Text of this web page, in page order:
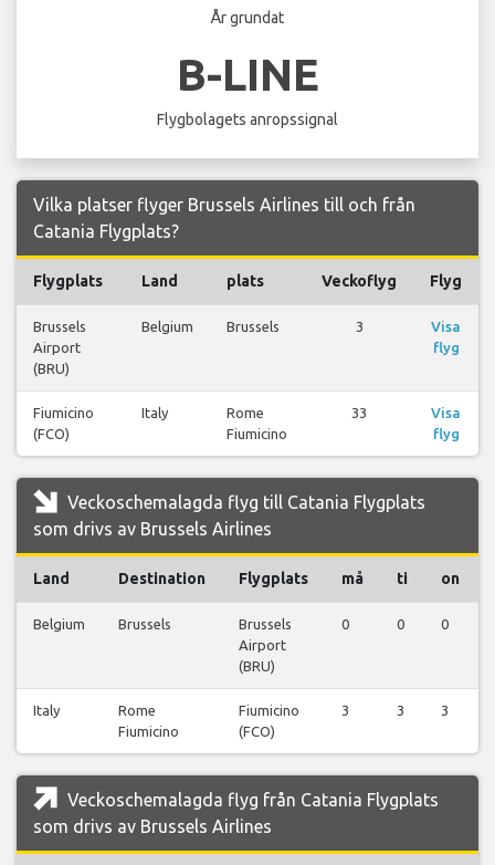
År grundat
B-LINE
Flygbolagets anropssignal
Vilka platser flyger Brussels Airlines till och från
Catania Flygplats?
Flygplats Land plats Veckoflyg Flyg
Brussels
Airport
(BRU)
Belgium Brussels 3
Visa
flyg
Fiumicino
(FCO)
Italy
Rome
Fiumicino
33
Visa
flyg
Veckoschemalagda flyg till Catania Flygplats
som drivs av Brussels Airlines
Land Destination Flygplats må ti on
Belgium Brussels
Brussels
Airport
(BRU)
0 0 0
Italy
Rome
Fiumicino
Fiumicino
(FCO)
3 3 3
Veckoschemalagda flyg från Catania Flygplats
som drivs av Brussels Airlines